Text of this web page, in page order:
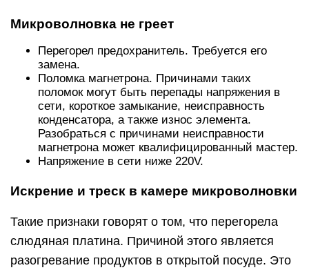
Микроволновка не греет
Перегорел предохранитель. Требуется его
замена.
Поломка магнетрона. Причинами таких
поломок могут быть перепады напряжения в
сети, короткое замыкание, неисправность
конденсатора, а также износ элемента.
Разобраться с причинами неисправности
магнетрона может квалифицированный мастер.
Напряжение в сети ниже 220V.
Искрение и треск в камере микроволновки
Такие признаки говорят о том, что перегорела
слюдяная платина. Причиной этого является
разогревание продуктов в открытой посуде. Это